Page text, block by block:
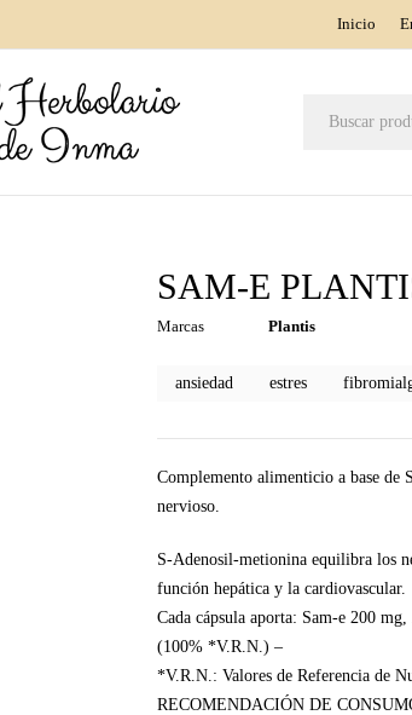
Inicio
SAM-E
Marcas Plantis
ansiedad estres
Complemento alimenticio a base de
nervioso.
S-Adenosil-metionina equilibra los
función hepática y la cardiovascular.
Cada cápsula aporta: Sam-e 200
(100% *V.R.N.) –
*V.R.N.: Valores de Referencia de
RECOMENDACIÓN DE